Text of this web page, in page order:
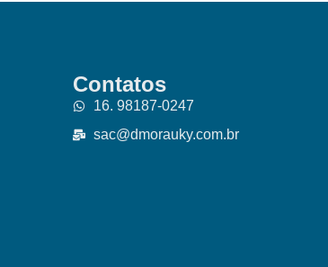
Contatos
16. 98187-0247
sac@dmorauky.com.br